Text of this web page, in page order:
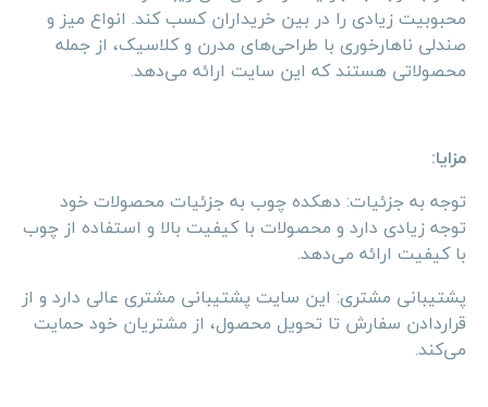
محبوبیت زیادی را در بین خریداران کسب کند. انواع میز و
صندلی ناهارخوری با طراحی‌های مدرن و کلاسیک، از جمله
محصولاتی هستند که این سایت ارائه می‌دهد.
مزایا:
توجه به جزئیات: دهکده چوب به جزئیات محصولات خود
توجه زیادی دارد و محصولات با کیفیت بالا و استفاده از چوب
با کیفیت ارائه می‌دهد.
پشتیبانی مشتری: این سایت پشتیبانی مشتری عالی دارد و از
قراردادن سفارش تا تحویل محصول، از مشتریان خود حمایت
می‌کند.